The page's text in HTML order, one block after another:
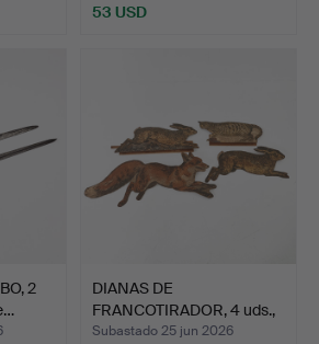
53 USD
2
DIANAS DE
FRANCOTIRADOR, 4 uds.,
metal y m…
Subastado 25 jun 2026